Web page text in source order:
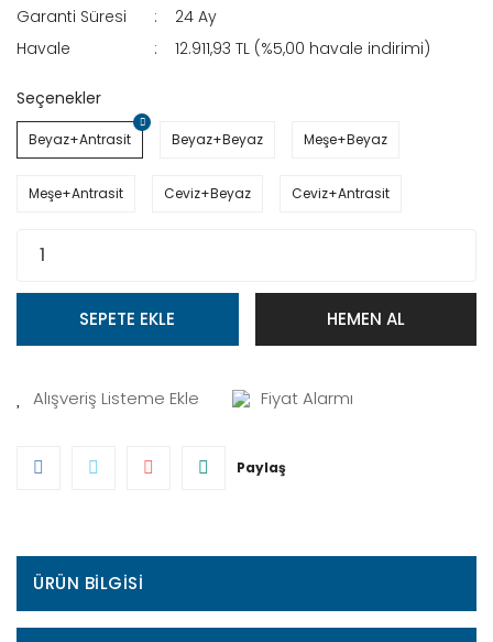
Garanti Süresi
24 Ay
Havale
12.911,93 TL (%5,00 havale indirimi)
Seçenekler
Beyaz+Antrasit Beyaz+Beyaz Meşe+Beyaz
Meşe+Antrasit Ceviz+Beyaz Ceviz+Antrasit
SEPETE EKLE HEMEN AL
Fiyat Alarmı
Paylaş
ÜRÜN BILGISI